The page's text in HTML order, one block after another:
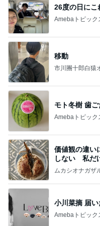
26度の日にこ
Amebaトピック
移動
市川團十郎白猿
モト冬樹 歯
Amebaトピック
価値観の違い
しない 私だ
補
ムカシオナガザ
ガザル
小川菜摘 届
Amebaトピック